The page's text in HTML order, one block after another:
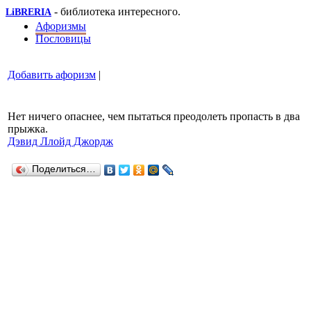
LiBRERIA - библиотека интересного.
Афоризмы
Пословицы
Добавить афоризм |
Нет ничего опаснее, чем пытаться преодолеть пропасть в два
прыжка.
Дэвид Ллойд Джордж
Поделиться…